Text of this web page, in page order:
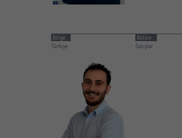
Bölge
Türkiye
Bölüm
Satışlar